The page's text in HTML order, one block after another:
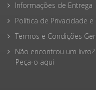
Informações de Entrega
Política de Privacidade e
Termos e Condições
Não encontrou um livro?
Peça-o aqui